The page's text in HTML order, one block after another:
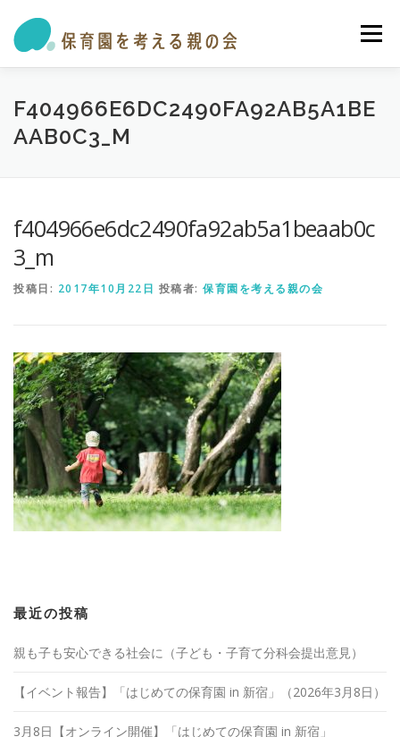
メニュー
私たちの活動 保育園・学童ガイド トピックス
F404966E6DC2490FA92AB5A1BE
AAB0C3_M
f404966e6dc2490fa92ab5a1beaab0c
3_m
投稿日: 2017年10月22日 投稿者: 保育園を考える親の会
最近の投稿
親も子も安心できる社会に（子ども・子育て分科会提出意見）
【イベント報告】「はじめての保育園 in 新宿」（2026年3月8日）
3月8日【オンライン開催】「はじめての保育園 in 新宿」